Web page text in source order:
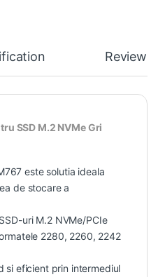
Reviews
SSD M.2 NVMe Gri
este solutia ideala
de stocare a
uri M.2 NVMe/PCIe
2280, 2260, 2242
si eficient prin intermediul